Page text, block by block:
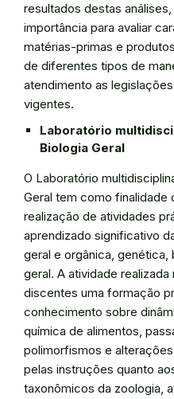
resultados destas
importância para avaliar
matérias-primas e
de diferentes tipos de
atendimento as
vigentes.
Laboratório
Biologia Geral
O Laboratório
Geral tem como finalidade
realização de atividades
aprendizado significativo
geral e orgânica,
geral. A atividade
discentes uma formação
conhecimento sobre
química de alimentos,
polimorfismos e
pelas instruções quanto
taxonômicos da zoologia,